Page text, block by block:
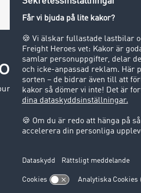
En av de
vill dra nytta av passande
vi
Har du